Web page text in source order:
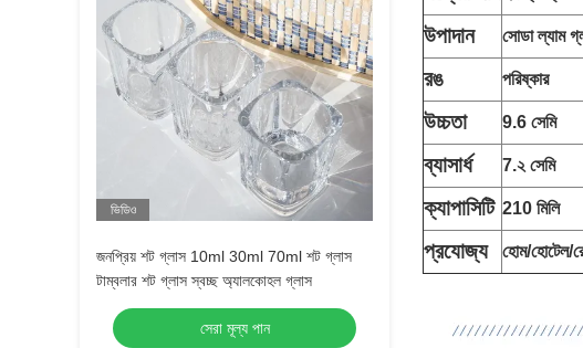
ভিডিও
জনপ্রিয় শট গ্লাস 10ml 30ml 70ml শট গ্লাস
টাম্বলার শট গ্লাস স্বচ্ছ অ্যালকোহল গ্লাস
সেরা মূল্য পান
উপাদান সোডা ল্যাম
রঙ পরিষ্কার
উচ্চতা 9.6 সেমি
ব্যাসার্ধ 7.২ সেমি
ক্যাপাসিটি 210 মিলি
প্রযোজ্য হোম/হোটেল/